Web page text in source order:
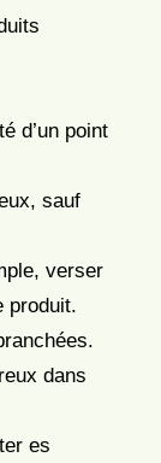
d’un point
sauf
verser
produit.
dans
es